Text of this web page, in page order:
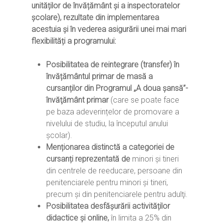
unităților de învățământ și a inspectoratelor
școlare), rezultate din implementarea
acestuia și în vederea asigurării unei mai mari
flexibilități a programului:
Posibilitatea de reintegrare (transfer) în
învățământul primar de masă a
cursanților din Programul „A doua șansă”-
învăţământ primar(care se poate face
pe baza adeverințelor de promovare a
nivelului de studiu, la începutul anului
școlar).
Menționarea distinctă a categoriei de
cursanți reprezentată de minori şi tineri
din centrele de reeducare, persoane din
penitenciarele pentru minori şi tineri,
precum şi din penitenciarele pentru adulţi.
Posibilitatea desfășurării activităților
didactice și online,în limita a 25% din